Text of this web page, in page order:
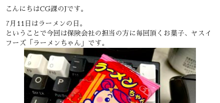
こんにちはCG課のJです。
7月11日はラーメンの日。
ということで今回は保険会社の担当の方に毎回頂くお菓子、ヤスイ
フーズ「ラーメンちゃん」です。